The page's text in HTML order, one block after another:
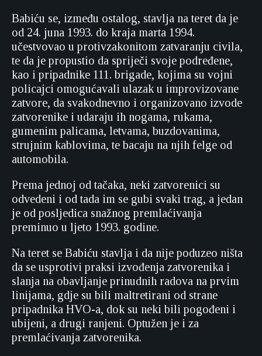
Babiću se, između ostalog, stavlja na teret da je
od 24. juna 1993. do kraja marta 1994.
učestvovao u protivzakonitom zatvaranju civila,
te da je propustio da spriječi svoje podređene,
kao i pripadnike 111. brigade, kojima su vojni
policajci omogućavali ulazak u improvizovane
zatvore, da svakodnevno i organizovano izvode
zatvorenike i udaraju ih nogama, rukama,
gumenim palicama, letvama, buzdovanima,
strujnim kablovima, te bacaju na njih felge od
automobila.
Prema jednoj od tačaka, neki zatvorenici su
odvedeni i od tada im se gubi svaki trag, a jedan
je od posljedica snažnog premlaćivanja
preminuo u ljeto 1993. godine.
Na teret se Babiću stavlja i da nije poduzeo ništa
da se usprotivi praksi izvođenja zatvorenika i
slanja na obavljanje prinudnih radova na prvim
linijama, gdje su bili maltretirani od strane
pripadnika HVO-a, dok su neki bili pogođeni i
ubijeni, a drugi ranjeni. Optužen je i za
premlaćivanja zatvorenika.